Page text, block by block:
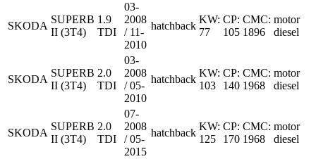
SKODA
SUPERB
II (3T4)
1.9
TDI
03-
2008
/ 11-
2010
hatchback
KW:
77
CP:
105
CMC:
1896
motor
diesel
SKODA
SUPERB
II (3T4)
2.0
TDI
03-
2008
/ 05-
2010
hatchback
KW:
103
CP:
140
CMC:
1968
motor
diesel
SKODA
SUPERB
II (3T4)
2.0
TDI
07-
2008
/ 05-
2015
hatchback
KW:
125
CP:
170
CMC:
1968
motor
diesel